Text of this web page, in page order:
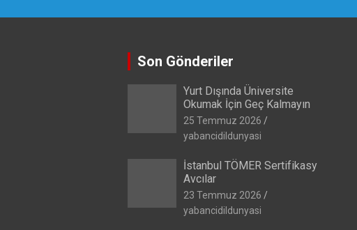
Son Gönderiler
Yurt Dışında Üniversite
Okumak İçin Geç Kalmayın
25 Temmuz 2026
yabancidildunyasi
İstanbul TÖMER Sertifikasy
Avcılar
23 Temmuz 2026
yabancidildunyasi